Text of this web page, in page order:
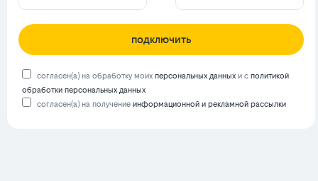
подключить
согласен(а) на обработку моих персональных данных и с политикой
обработки персональных данных
согласен(а) на получение информационной и рекламной рассылки